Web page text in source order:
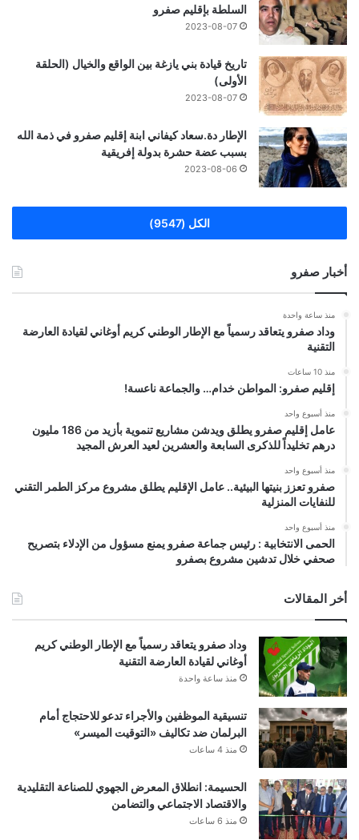
السلطة بإقليم صفرو
2023-08-07
تاريخ قيادة بني يازغة بين الواقع والخيال (الحلقة
الأولى)
2023-08-07
الإطار دة.سعاد كيفاني ابنة إقليم صفرو في ذمة الله
بسبب عضة حشرة بدولة إفريقية
2023-08-06
الكل (9547)
أخبار صفرو
منذ ساعة واحدة
وداد صفرو يتعاقد رسمياً مع الإطار الوطني كريم أوغاني لقيادة العارضة
التقنية
منذ 10 ساعات
إقليم صفرو: المواطن خدام… والجماعة ناعسة!
منذ أسبوع واحد
عامل إقليم صفرو يطلق ويدشن مشاريع تنموية بأزيد من 186 مليون
درهم تخليداً للذكرى السابعة والعشرين لعيد العرش المجيد
منذ أسبوع واحد
صفرو تعزز بنيتها البيئية.. عامل الإقليم يطلق مشروع مركز الطمر التقني
للنفايات المنزلية
منذ أسبوع واحد
الحمى الانتخابية : رئيس جماعة صفرو يمنع مسؤول من الإدلاء بتصريح
صحفي خلال تدشين مشروع بصفرو
أخر المقالات
وداد صفرو يتعاقد رسمياً مع الإطار الوطني كريم
أوغاني لقيادة العارضة التقنية
منذ ساعة واحدة
تنسيقية الموظفين والأجراء تدعو للاحتجاج أمام
البرلمان ضد تكاليف «التوقيت الميسر»
منذ 4 ساعات
الحسيمة: انطلاق المعرض الجهوي للصناعة التقليدية
والاقتصاد الاجتماعي والتضامن
منذ 6 ساعات